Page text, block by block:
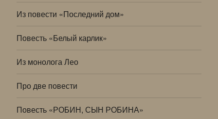
Из повести «Последний дом»
Повесть «Белый карлик»
Из монолога Лео
Про две повести
Повесть «РОБИН, СЫН РОБИНА»